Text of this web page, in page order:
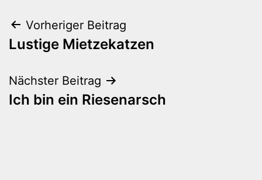
Beitragsnavigation
Vorheriger Beitrag
Lustige Mietzekatzen
Nächster Beitrag
Ich bin ein Riesenarsch